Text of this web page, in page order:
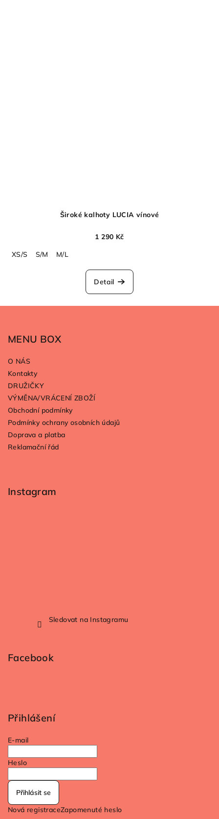
Široké kalhoty LUCIA vínové
1 290 Kč
XS/S
S/M M/L
Detail
MENU BOX
O NÁS
Kontakty
DRUŽIČKY
VÝMĚNA/VRÁCENÍ ZBOŽÍ
Obchodní podmínky
Podmínky ochrany osobních údajů
Doprava a platba
Reklamační řád
Instagram
Sledovat na Instagramu
Facebook
Přihlášení
E-mail
Heslo
Přihlásit se
Nová registraceZapomenuté heslo